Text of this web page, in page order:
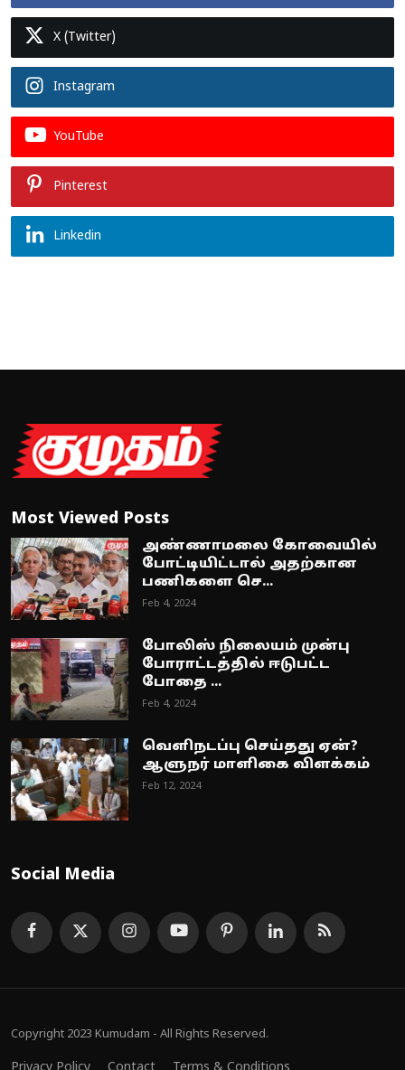
X (Twitter)
Instagram
YouTube
Pinterest
Linkedin
Most Viewed Posts
அண்ணாமலை கோவையில்
போட்டியிட்டால் அதற்கான
பணிகளை செ...
Feb 4, 2024
போலிஸ் நிலையம் முன்பு
போராட்டத்தில் ஈடுபட்ட
போதை ...
Feb 4, 2024
வெளிநடப்பு செய்தது ஏன்?
ஆளுநர் மாளிகை விளக்கம்
Feb 12, 2024
Social Media
Copyright 2023 Kumudam - All Rights Reserved.